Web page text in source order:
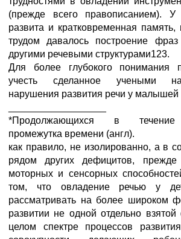
(прежде всего правописанием).
развита и кратковременная
трудом давалось построение
другими речевыми структурами123.
Для более глубокого понимания
учесть сделанное учеными
нарушения развития речи у малышей
*Продолжающихся в течение
промежутка времени (англ).
как правило, не изолированно, а в
рядом других дефицитов,
моторных и сенсорных
том, что овладение речью у
рассматривать на более широком
развитии не одной отдельно
целом спектре процессов